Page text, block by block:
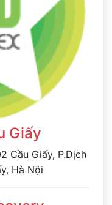
Giấy
Cầu Giấy, P.Dịch
Hà Nội